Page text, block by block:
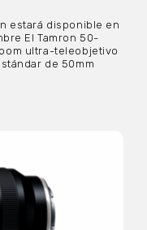
estará disponible en
El Tamron 50-
ultra-teleobjetivo
de 50mm